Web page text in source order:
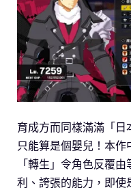
育成方而同樣滿滿「
只能算是個嬰兒！本
「轉生」令角色反覆
利、誇張的能力，即使